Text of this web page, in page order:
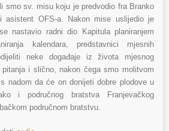
smo sv. misu koju je predvodio fra Branko
asistent OFS-a. Nakon mise uslijedio je
nastavio radni dio Kapitula planiranjem
kalendara, predstavnici mjesnih
neke događaje iz života mjesnog
i slično, nakon čega smo molitvom
nadom da će on donijeti dobre plodove u
i područnog bratstva Franjevačkog
područnom bratstvu.